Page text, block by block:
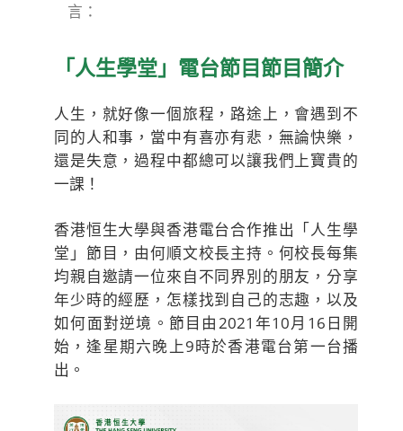
言：
「人生學堂」電台節目節目簡介
人生，就好像一個旅程，路途上，會遇到不
同的人和事，當中有喜亦有悲，無論快樂，
還是失意，過程中都總可以讓我們上寶貴的
一課！
香港恒生大學與香港電台合作推出「人生學
堂」節目，由何順文校長主持。何校長每集
均親自邀請一位來自不同界別的朋友，分享
年少時的經歷，怎樣找到自己的志趣，以及
如何面對逆境。節目由2021年10月16日開
始，逢星期六晚上9時於香港電台第一台播
出。